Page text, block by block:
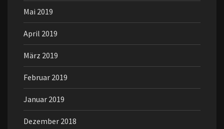
Mai 2019
April 2019
März 2019
Februar 2019
Januar 2019
Dezember 2018